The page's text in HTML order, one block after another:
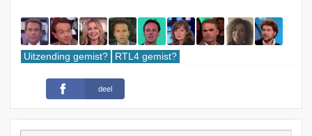
Uitzending gemist? RTL4 gemist?
deel